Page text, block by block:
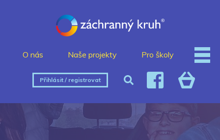
O nás Naše projekty Pro školy
Přihlásit / registrovat